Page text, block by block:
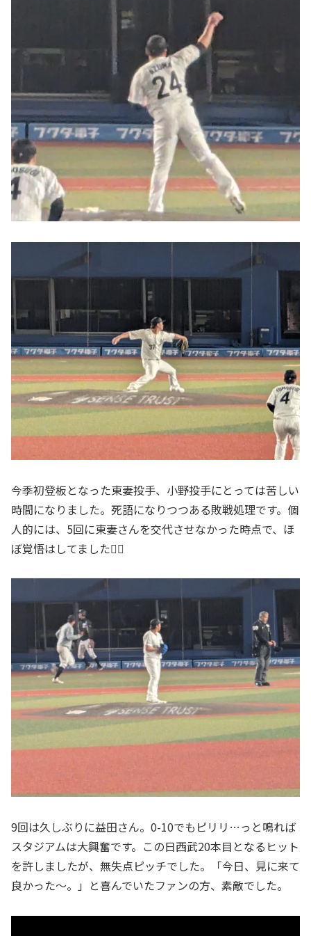
今季初登板となった東妻投手、小野投手にとっては苦しい
時間になりました。死語になりつつある敗戦処理です。個
人的には、5回に東妻さんを交代させなかった時点で、ほ
ぼ覚悟はしてました🙇‍♂️
9回は久しぶりに益田さん。0-10でもピリリ…っと鳴れば
スタジアムは大興奮です。この日西武20本目となるヒット
を許しましたが、無失点ピッチでした。「今日、見に来て
良かった〜。」と喜んでいたファンの方、素敵でした。